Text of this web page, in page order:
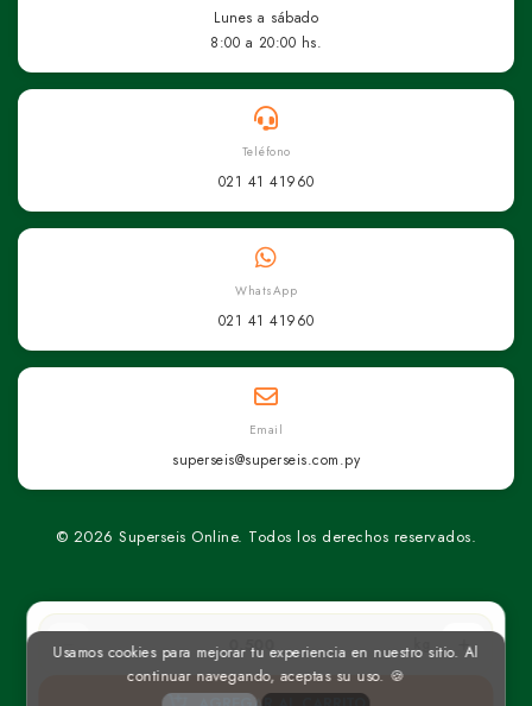
kg
Lunes a sábado
8:00 a 20:00 hs.
Teléfono
021 41 41960
WhatsApp
021 41 41960
Email
superseis@superseis.com.py
© 2026 Superseis Online. Todos los derechos reservados.
Usamos cookies para mejorar tu experiencia en nuestro sitio. Al
continuar navegando, aceptas su uso. 🍪